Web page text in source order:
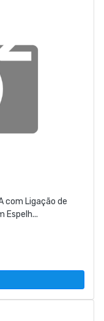
com Ligação de
Espelh...